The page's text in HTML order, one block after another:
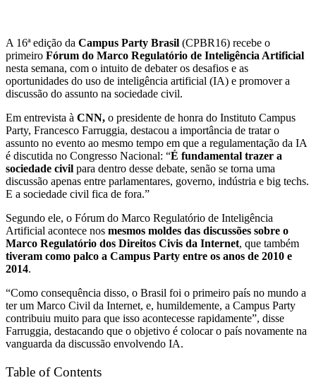
A 16ª edição da Campus Party Brasil (CPBR16) recebe o
primeiro Fórum do Marco Regulatório de Inteligência Artificial
nesta semana, com o intuito de debater os desafios e as
oportunidades do uso de inteligência artificial (IA) e promover a
discussão do assunto na sociedade civil.
Em entrevista à CNN, o presidente de honra do Instituto Campus
Party, Francesco Farruggia, destacou a importância de tratar o
assunto no evento ao mesmo tempo em que a regulamentação da IA
é discutida no Congresso Nacional: “É fundamental trazer a
sociedade civil para dentro desse debate, senão se torna uma
discussão apenas entre parlamentares, governo, indústria e big techs.
E a sociedade civil fica de fora.”
Segundo ele, o Fórum do Marco Regulatório de Inteligência
Artificial acontece nos mesmos moldes das discussões sobre o
Marco Regulatório dos Direitos Civis da Internet, que também
tiveram como palco a Campus Party entre os anos de 2010 e
2014.
“Como consequência disso, o Brasil foi o primeiro país no mundo a
ter um Marco Civil da Internet, e, humildemente, a Campus Party
contribuiu muito para que isso acontecesse rapidamente”, disse
Farruggia, destacando que o objetivo é colocar o país novamente na
vanguarda da discussão envolvendo IA.
Table of Contents